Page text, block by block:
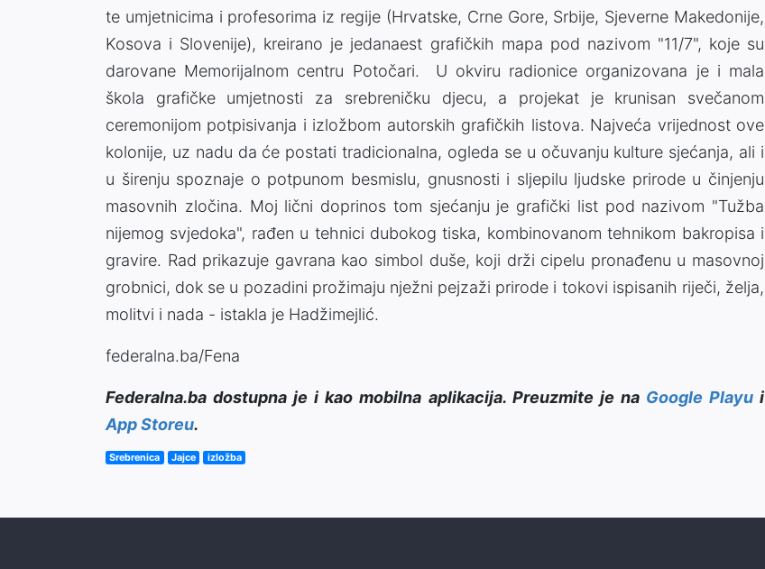
te umjetnicima i profesorima iz regije (Hrvatske, Crne Gore, Srbije, Sjeverne Makedonije,
Kosova i Slovenije), kreirano je jedanaest grafičkih mapa pod nazivom "11/7", koje su
darovane Memorijalnom centru Potočari. U okviru radionice organizovana je i mala
škola grafičke umjetnosti za srebreničku djecu, a projekat je krunisan svečanom
ceremonijom potpisivanja i izložbom autorskih grafičkih listova. Najveća vrijednost ove
kolonije, uz nadu da će postati tradicionalna, ogleda se u očuvanju kulture sjećanja, ali i
u širenju spoznaje o potpunom besmislu, gnusnosti i sljepilu ljudske prirode u činjenju
masovnih zločina. Moj lični doprinos tom sjećanju je grafički list pod nazivom "Tužba
nijemog svjedoka", rađen u tehnici dubokog tiska, kombinovanom tehnikom bakropisa i
gravire. Rad prikazuje gavrana kao simbol duše, koji drži cipelu pronađenu u masovnoj
grobnici, dok se u pozadini prožimaju nježni pejzaži prirode i tokovi ispisanih riječi, želja,
molitvi i nada - istakla je Hadžimejlić.
federalna.ba/Fena
Federalna.ba dostupna je i kao mobilna aplikacija. Preuzmite je na Google Playui
App Storeu.
Srebrenica Jajce izložba